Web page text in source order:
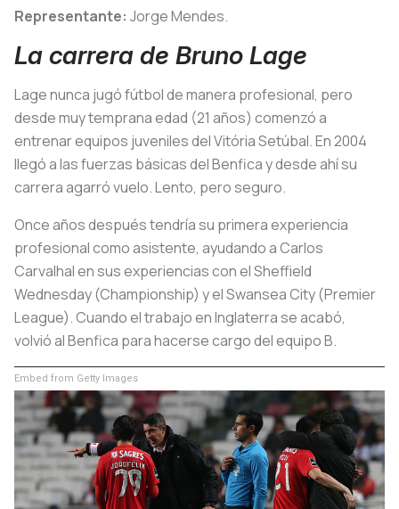
Representante: Jorge Mendes.
La carrera de Bruno Lage
Lage nunca jugó fútbol de manera profesional, pero
desde muy temprana edad (21 años) comenzó a
entrenar equipos juveniles del Vitória Setúbal. En 2004
llegó a las fuerzas básicas del Benfica y desde ahí su
carrera agarró vuelo. Lento, pero seguro.
Once años después tendría su primera experiencia
profesional como asistente, ayudando a Carlos
Carvalhal en sus experiencias con el Sheffield
Wednesday (Championship) y el Swansea City (Premier
League). Cuando el trabajo en Inglaterra se acabó,
volvió al Benfica para hacerse cargo del equipo B.
Embed from Getty Images